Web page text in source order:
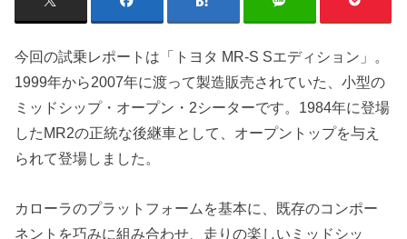
今回の試乗レポートは「トヨタ MR-S Sエディション」。
1999年から2007年に渡って製造販売されていた、小型の
ミッドシップ・オープン・2シーターです。1984年に登場
したMR2の正統な後継車として、オープントップを与え
られて登場しました。
カローラのプラットフォームを基本に、既存のコンポー
ネントを巧みに組み合わせ、走りの楽しいミッドシッ